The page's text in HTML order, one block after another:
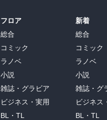
フロア
総合
コミック
ラノベ
小説
雑誌・グラビア
ビジネス・実用
BL・TL
新着
総合
コミック
ラノベ
小説
雑誌・グ
ビジネス
BL・TL